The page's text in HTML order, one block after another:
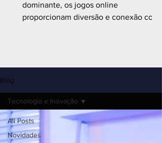
dominante, os jogos online
proporcionam diversão e conexão com
Blog
All Posts
Novidades
Tecnologia e Inovação